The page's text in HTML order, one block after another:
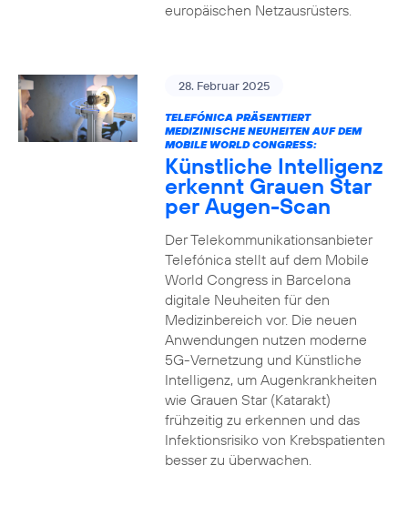
europäischen Netzausrüsters.
28. Februar 2025
TELEFÓNICA PRÄSENTIERT
MEDIZINISCHE NEUHEITEN AUF DEM
MOBILE WORLD CONGRESS:
Künstliche Intelligenz
erkennt Grauen Star
per Augen-Scan
Der Telekommunikationsanbieter
Telefónica stellt auf dem Mobile
World Congress in Barcelona
digitale Neuheiten für den
Medizinbereich vor. Die neuen
Anwendungen nutzen moderne
5G-Vernetzung und Künstliche
Intelligenz, um Augenkrankheiten
wie Grauen Star (Katarakt)
frühzeitig zu erkennen und das
Infektionsrisiko von Krebspatienten
besser zu überwachen.